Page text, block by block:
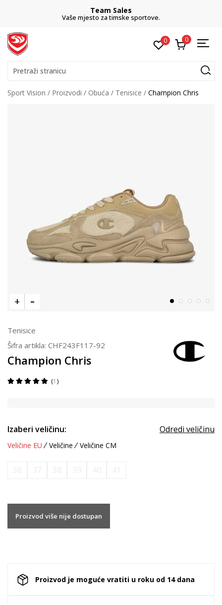
Team Sales
Vaše mjesto za timske sportove.
0 0
Pretraži stranicu
Sport Vision Proizvodi Obuća Tenisice Champion Chris
Tenisice
Šifra artikla: CHF243F117-92
Champion Chris
1
Izaberi veličinu: Odredi veličinu
Veličine EU Veličine Veličine CM
Proizvod više nije dostupan
Proizvod je moguće vratiti u roku od 14 dana